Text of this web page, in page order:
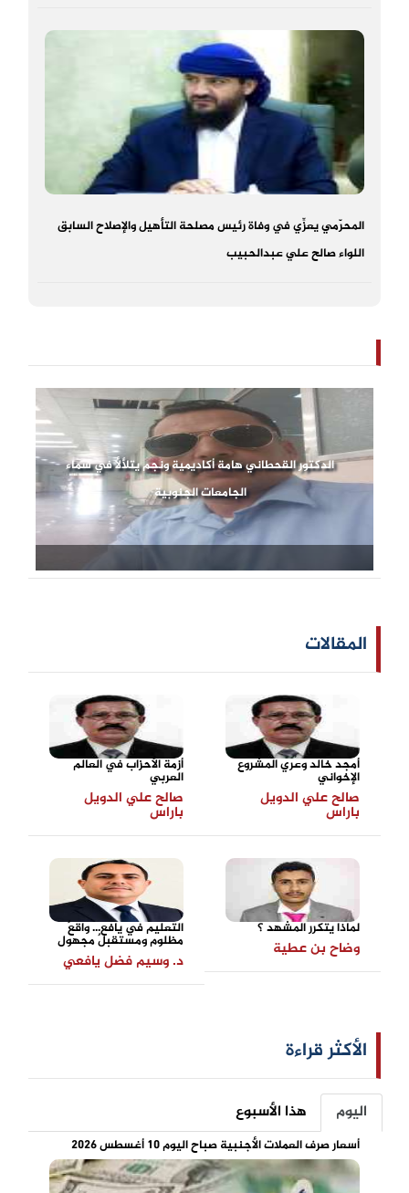
المحرّمي يعزِّي في وفاة رئيس مصلحة التأهيل والإصلاح السابق
اللواء صالح علي عبدالحبيب
الدكتور القحطاني هامة أكاديمية ونجم يتلألأ في سماء
الجامعات الجنوبية
المقالات
أمجد خالد وعُري المشروع
الإخواني
صالح علي الدويل
باراس
أزمة الأحزاب في العالم
العربي
صالح علي الدويل
باراس
لماذا يتكرر المشهد ؟
وضاح بن عطية
التعليم في يافع... واقعٌ
مظلوم ومستقبلٌ مجهول
د. وسيم فضل يافعي
الأكثر قراءة
اليوم هذا الأسبوع
أسعار صرف العملات الأجنبية صباح اليوم 10 أغسطس 2026